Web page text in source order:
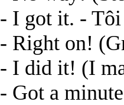
- I got it. -
- Right on!
- I did it! (I
- Got a